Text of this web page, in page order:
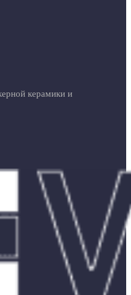
керамики и